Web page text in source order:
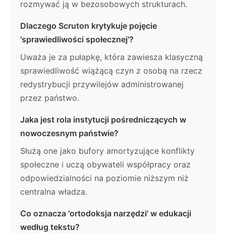
rozmywać ją w bezosobowych strukturach.
Dlaczego Scruton krytykuje pojęcie
'sprawiedliwości społecznej'?
Uważa je za pułapkę, która zawiesza klasyczną
sprawiedliwość wiążącą czyn z osobą na rzecz
redystrybucji przywilejów administrowanej
przez państwo.
Jaka jest rola instytucji pośredniczących w
nowoczesnym państwie?
Służą one jako bufory amortyzujące konflikty
społeczne i uczą obywateli współpracy oraz
odpowiedzialności na poziomie niższym niż
centralna władza.
Co oznacza 'ortodoksja narzędzi' w edukacji
według tekstu?